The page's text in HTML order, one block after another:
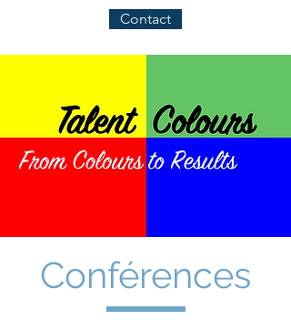
Conférences
Contact